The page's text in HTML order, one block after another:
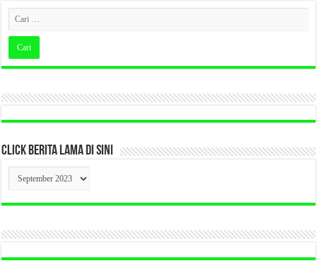
CLICK BERITA LAMA DI SINI
CLICK
BERITA
LAMA
DI